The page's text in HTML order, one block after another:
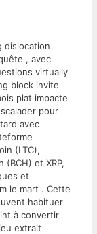
dislocation
, avec
virtually
block invite
plat impacte
pour
avec
(LTC),
(BCH) et XRP,
et
le mart . Cette
habituer
à convertir
extrait